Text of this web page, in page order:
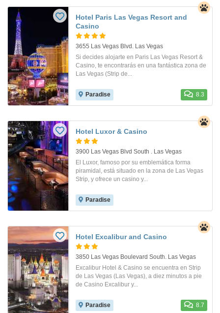
Hotel Paris Las Vegas Resort and
Casino
3655 Las Vegas Blvd. Las Vegas
Si decides alojarte en Paris Las Vegas Resort &
Casino, te encontrarás en una fantástica zona de
Las Vegas (Strip de...
Paradise 8.3
Hotel Luxor & Casino
3900 Las Vegas Blvd South . Las Vegas
El Luxor, famoso por su emblemática forma
piramidal, está situado en la zona de Las Vegas
Strip, y ofrece un casino y...
Paradise
Hotel Excalibur and Casino
3850 Las Vegas Boulevard South. Las Vegas
Excalibur Hotel & Casino se encuentra en Strip
de Las Vegas (Las Vegas), a diez minutos a pie
de Casino Excalibur y...
Paradise 8.7